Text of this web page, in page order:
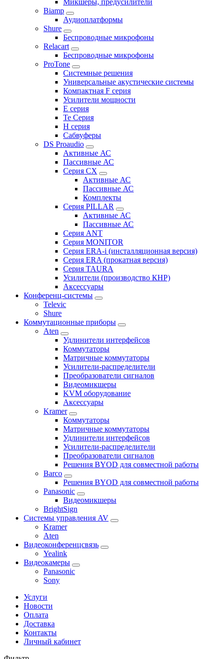
Biamp
Аудиоплатформы
Shure
Беспроводные микрофоны
Relacart
Беспроводные микрофоны
ProTone
Системные решения
Универсальные акустические системы
Компактная F серия
Усилители мощности
E серия
Te Серия
H серия
Сабвуферы
DS Proaudio
Активные АС
Пассивные АС
Серия CX
Активные АС
Пассивные АС
Комплекты
Серия PILLAR
Активные АС
Пассивные АС
Серия ANT
Серия MONITOR
Серия ERA-i (инсталляционная версия)
Серия ERA (прокатная версия)
Серия TAURA
Усилители (производство КНР)
Аксессуары
Конференц-системы
Televic
Shure
Коммутационные приборы
Aten
Удлинители интерфейсов
Коммутаторы
Матричные коммутаторы
Усилители-распределители
Преобразователи сигналов
Видеомикшеры
KVM оборудование
Аксессуары
Kramer
Коммутаторы
Матричные коммутаторы
Удлинители интерфейсов
Усилители-распределители
Преобразователи сигналов
Решения BYOD для совместной работы
Barco
Решения BYOD для совместной работы
Panasonic
Видеомикшеры
BrightSign
Системы управления AV
Kramer
Aten
Видеоконференцсвязь
Yealink
Видеокамеры
Panasonic
Sony
Услуги
Новости
Оплата
Доставка
Контакты
Личный кабинет